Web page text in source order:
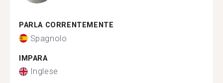
PARLA CORRENTEMENTE
Spagnolo
IMPARA
Inglese